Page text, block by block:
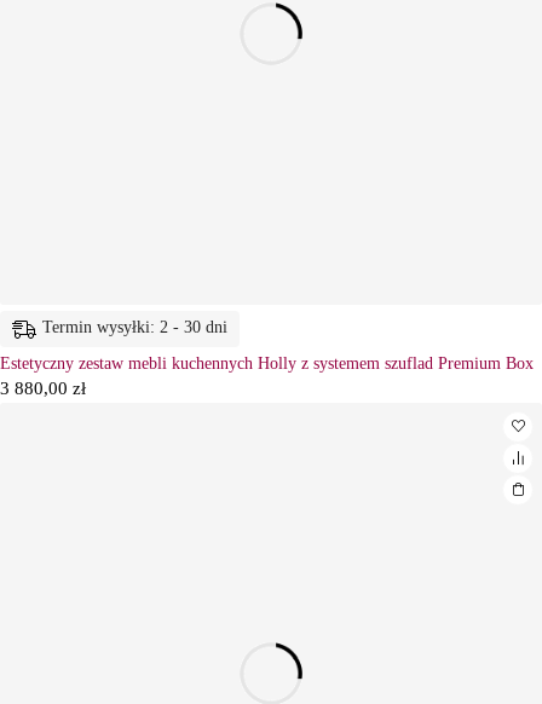
Termin wysyłki: 2 - 30 dni
Estetyczny zestaw mebli kuchennych Holly z systemem szuflad Premium Box
3 880,00 zł